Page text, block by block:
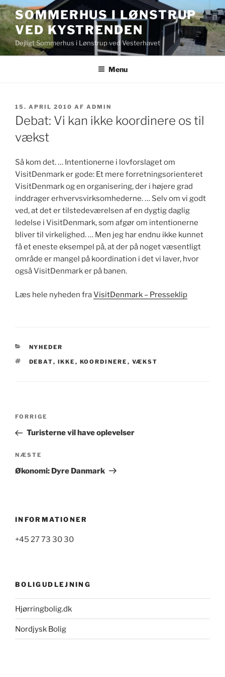
Videre
til
indhold
SOMMERHUS I LØNSTRUP
VED KYSTRENDEN
Dejligt Sommerhus i Lønstrup ved Vesterhavet
Menu
UDGIVET
DEN
15. APRIL 2010 AF ADMIN
Debat: Vi kan ikke koordinere os til
vækst
Så kom det. … Intentionerne i lovforslaget om
VisitDenmark er gode: Et mere forretningsorienteret
VisitDenmark og en organisering, der i højere grad
inddrager erhvervsvirksomhederne. … Selv om vi godt
ved, at det er tilstedeværelsen af en dygtig daglig
ledelse i VisitDenmark, som afgør om intentionerne
bliver til virkelighed. … Men jeg har endnu ikke kunnet
få et eneste eksempel på, at der på noget væsentligt
område er mangel på koordination i det vi laver, hvor
også VisitDenmark er på banen.
Læs hele nyheden fraVisitDenmark – Presseklip
KATEGORIER
NYHEDER
TAGS
DEBAT, IKKE , KOORDINERE , VÆKST
Indlægsnavigation
Forrige
indlæg
FORRIGE
Turisterne vil have oplevelser
Næste
indlæg
NÆSTE
Økonomi: Dyre Danmark
INFORMATIONER
+45 27 73 30 30
BOLIGUDLEJNING
Hjørringbolig.dk
Nordjysk Bolig